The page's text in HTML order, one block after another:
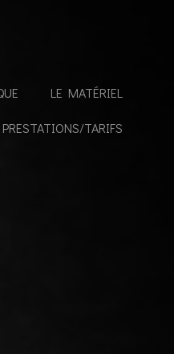
LE MATÉRIEL
PRESTATIONS/TARIFS